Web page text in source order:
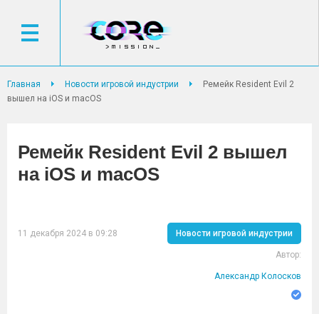
Главная Новости игровой индустрии
Ремейк Resident Evil 2
вышел на iOS и macOS
Ремейк Resident Evil 2 вышел
на iOS и macOS
11 декабря 2024 в 09:28 Новости игровой индустрии
Автор:
Александр Колосков